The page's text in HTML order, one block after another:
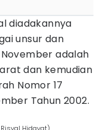
diadakannya
unsur dan
adalah
dan kemudian
Nomor 17
Tahun 2002.